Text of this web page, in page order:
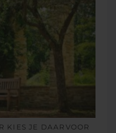
KIES JE DAARVOOR